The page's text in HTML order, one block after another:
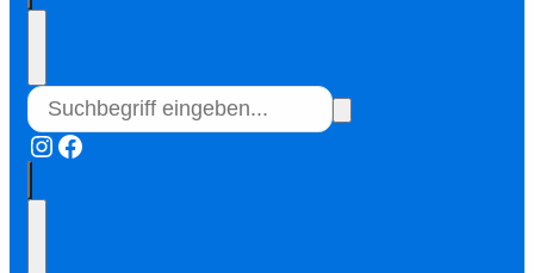
Instagram
Facebook